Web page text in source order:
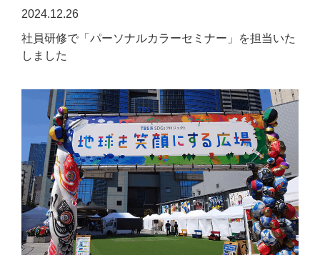
2024.12.26
社員研修で「パーソナルカラーセミナー」を担当いた
しました